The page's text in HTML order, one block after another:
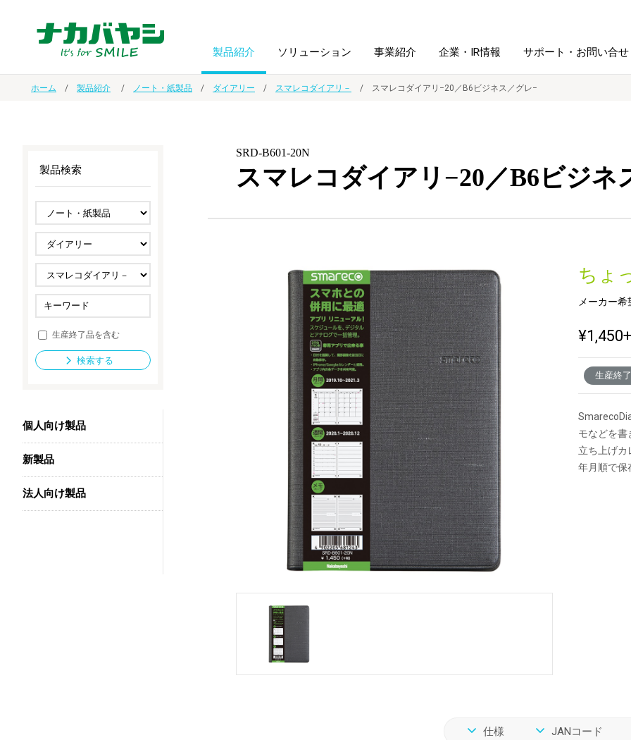
製品紹介
ノート・紙製品
ファイル・
ホルダー用品
スマートフォン・
タブレット関連
防災・
セキュリティ用品
シルバー デジタル文具
法人向け製品 新製品一覧
ソリューション
オーダー手帳・ノベルティ制作 学校ソリューション
ドキュメントスキャニングサービス
導入事例
事業紹介 企業・IR情報
IR情報 沿革
サステナビリティ
サポート・お問い合せ
ホーム 製品紹介 ノート・紙製品 ダイアリー スマレコダイアリ－ スマレコダイアリ−20／B6ビジネス／グレ−
SRD-B601-20N
スマレコダイアリ−20／B6ビジネ
ちょ
メーカー
¥1,450
生産終
モなどを書
立ち上げカ
年月順で保
仕様 JANコード
製品検索
生産終了品を含む
検索する
個人向け製品
新製品
法人向け製品